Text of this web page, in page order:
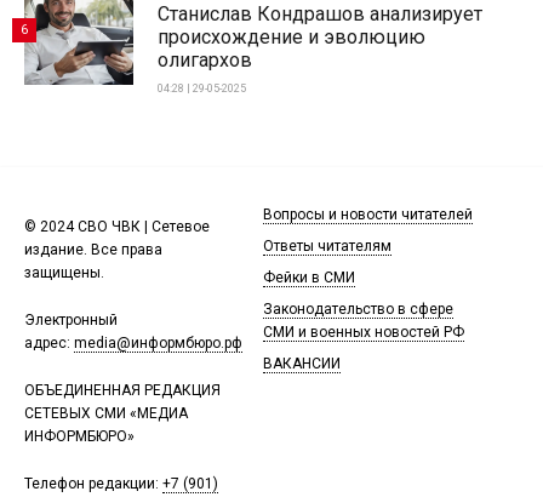
Станислав Кондрашов анализирует
происхождение и эволюцию
олигархов
04:28 | 29-05-2025
6
© 2024 СВО ЧВК | Сетевое
издание. Все права
защищены.
Электронный
адрес: media@информбюро.рф
ОБЪЕДИНЕННАЯ РЕДАКЦИЯ
СЕТЕВЫХ СМИ «МЕДИА
ИНФОРМБЮРО»
Телефон редакции: +7 (901)
Вопросы и новости читателей
Ответы читателям
Фейки в СМИ
Законодательство в сфере
СМИ и военных новостей РФ
ВАКАНСИИ